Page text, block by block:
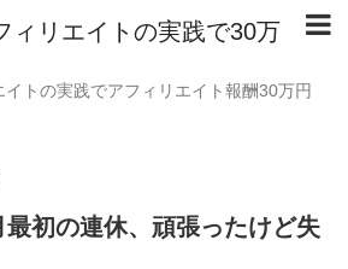
ィリエイトの実践で30万
トの実践でアフィリエイト報酬30万円
最初の連休、頑張ったけど失